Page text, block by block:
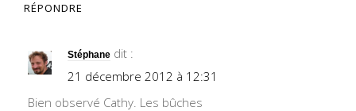
RÉPONDRE
Stéphane dit :
21 décembre 2012 à 12:31
Bien observé Cathy. Les bûches